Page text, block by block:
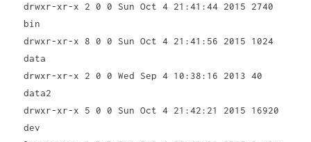
drwxr-xr-x 2 0 0 Sun Oct 4 21:41:44 2015 2740
bin
drwxr-xr-x 8 0 0 Sun Oct 4 21:41:56 2015 1024
data
drwxr-xr-x 2 0 0 Wed Sep 4 10:38:16 2013 40
data2
drwxr-xr-x 5 0 0 Sun Oct 4 21:42:21 2015 16920
dev